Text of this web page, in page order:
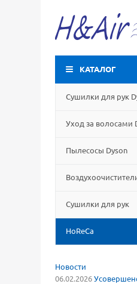
КАТАЛОГ
Сушилки для рук
Уход за волосами
Пылесосы Dyson
Сушилки для рук
HoReCa
Новости
06.02.2026